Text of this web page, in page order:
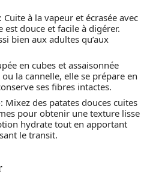
: Cuite à la vapeur et écrasée avec
est douce et facile à digérer.
bien aux adultes qu’aux
en cubes et assaisonnée
la cannelle, elle se prépare en
ses fibres intactes.
: Mixez des patates douces cuites
pour obtenir une texture lisse
hydrate tout en apportant
le transit.